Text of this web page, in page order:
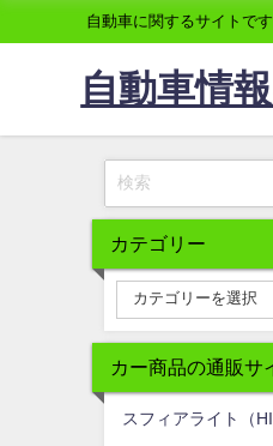
自動車に関するサイトで
自動車情
カテゴリー
カー商品の通販サ
スフィアライト（